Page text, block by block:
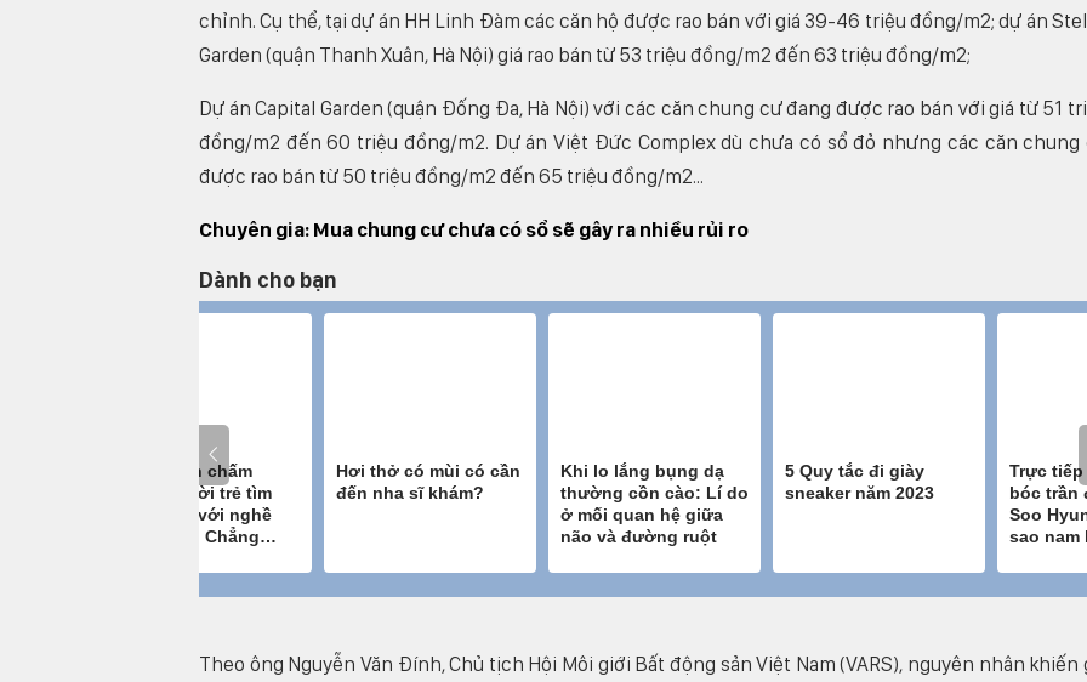
chỉnh. Cụ thể, tại dự án HH Linh Đàm các căn hộ được rao bán với giá 39-46 triệu đồng/m2; dự án
Garden (quận Thanh Xuân, Hà Nội) giá rao bán từ 53 triệu đồng/m2 đến 63 triệu đồng/m2;
Dự án Capital Garden (quận Đống Đa, Hà Nội) với các căn chung cư đang được rao bán với giá từ 51
đồng/m2 đến 60 triệu đồng/m2. Dự án Việt Đức Complex dù chưa có sổ đỏ nhưng các căn chung
được rao bán từ 50 triệu đồng/m2 đến 65 triệu đồng/m2...
Chuyên gia: Mua chung cư chưa có sổ sẽ gây ra nhiều rủi ro
Dành cho bạn
Theo ông Nguyễn Văn Đính, Chủ tịch Hội Môi giới Bất động sản Việt Nam (VARS), nguyên nhân khiến